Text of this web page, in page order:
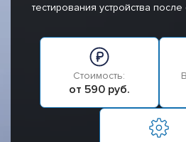
тестирования устройства после
Стоимость:
от 590 руб.